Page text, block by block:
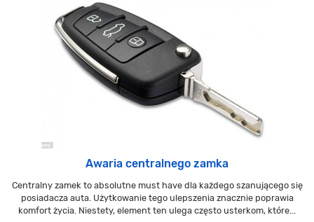
Awaria centralnego zamka
Centralny zamek to absolutne must have dla każdego szanującego się
posiadacza auta. Użytkowanie tego ulepszenia znacznie poprawia
komfort życia. Niestety, element ten ulega często usterkom, które...